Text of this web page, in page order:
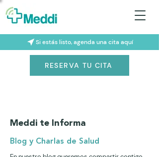
Si estás listo, agenda una cita aquí
RESERVA TU CITA
Meddi te Informa
Blog y Charlas de Salud